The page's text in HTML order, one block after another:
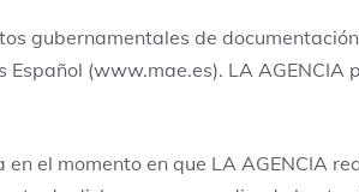
gubernamentales de
(www.mae.es). LA
el momento en que LA AGENCIA